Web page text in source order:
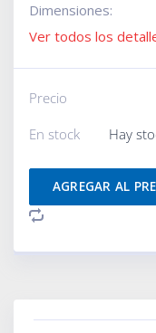
Dimensiones:
Ver todos los
Precio
En stock
Hay
AGREGAR AL